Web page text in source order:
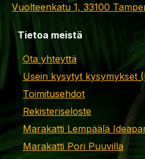
Vuolteenkatu 1, 33100
Tietoa meistä
Ota yhteyttä
Usein kysytyt kysymykset
Toimitusehdot
Rekisteriseloste
Marakatti Lempäälä
Marakatti Pori Puuvilla